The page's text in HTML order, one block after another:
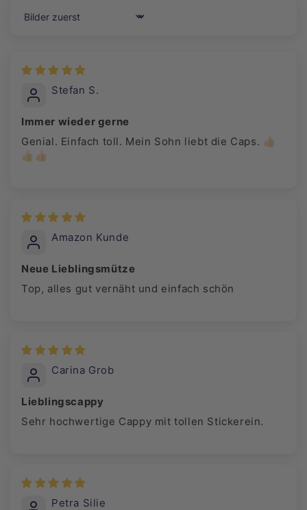
Sort by
Stefan S.
Immer wieder gerne
Genial. Einfach toll. Mein Sohn liebt die Caps. 👍🏻
👍🏻👍🏻
Amazon Kunde
Neue Lieblingsmütze
Top, alles gut vernäht und einfach schön
Carina Grob
Lieblingscappy
Sehr hochwertige Cappy mit tollen Stickerein.
Petra Silie